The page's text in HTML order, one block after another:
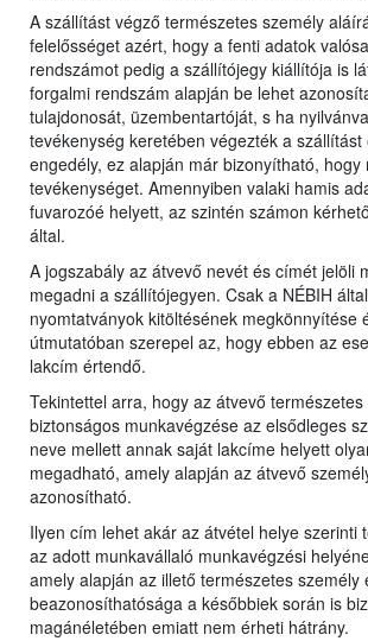
A szállítást végző természetes személy
felelősséget azért, hogy a fenti adatok
rendszámot pedig a szállítójegy kiállítója is
forgalmi rendszám alapján be lehet
tulajdonosát, üzembentartóját, s ha
tevékenység keretében végezték a
engedély, ez alapján már bizonyítható, hogy
tevékenységet. Amennyiben valaki hamis
fuvarozóé helyett, az szintén számon
által.
A jogszabály az átvevő nevét és címét jelöli
megadni a szállítójegyen. Csak a NÉBIH
nyomtatványok kitöltésének megkönnyítése
útmutatóban szerepel az, hogy ebben az
lakcím értendő.
Tekintettel arra, hogy az átvevő
biztonságos munkavégzése az elsődleges
neve mellett annak saját lakcíme helyett
megadható, amely alapján az átvevő
azonosítható.
Ilyen cím lehet akár az átvétel helye szerinti
az adott munkavállaló munkavégzési
amely alapján az illető természetes személy
beazonosíthatósága a későbbiek során is
magánéletében emiatt nem érheti hátrány.